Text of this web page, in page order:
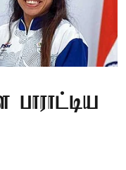
பாராட்டிய